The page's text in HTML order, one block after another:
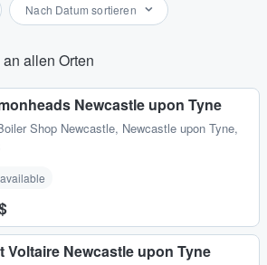
Nach Datum sortieren
allen Orten
Newcastle upon Tyne
Shop Newcastle, Newcastle upon Tyne,
Voltaire Newcastle upon Tyne